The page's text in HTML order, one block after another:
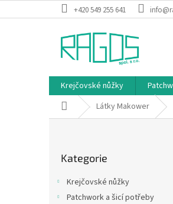
na
+420 549 255 641
Krejčovské nůžky
Domů Látky Makower
kategorie
Kategorie
Krejčovské nůžky
Patchwork a šicí potřeby